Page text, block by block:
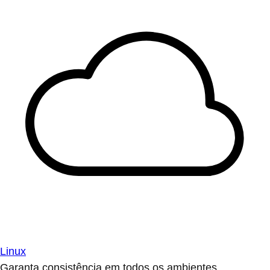
Linux
Garanta consistência em todos os ambientes.